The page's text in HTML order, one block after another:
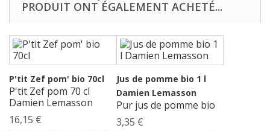
PRODUIT ONT ÉGALEMENT ACHETÉ...
P'tit Zef pom' bio 70cl
P'tit Zef pom 70 cl
Damien Lemasson
16,15 €
Jus de pomme bio 1 l
Damien Lemasson
Pur jus de pomme bio
3,35 €